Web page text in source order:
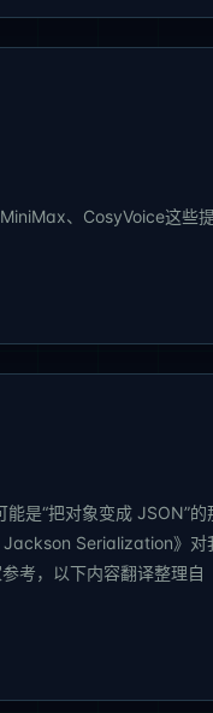
、CosyVoice这些
是“把对象变成 JSON”的
Jackson Serialization》对
考，以下内容翻译整理自